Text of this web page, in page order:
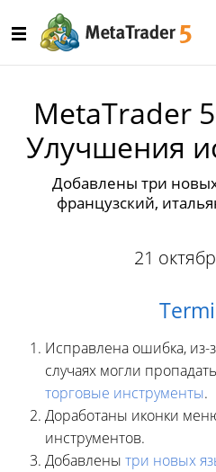
MetaTrader
Улучшения
Добавлены три
французский,
21
Исправлена ошибка, из-
случаях могли пропадать
торговые инструменты.
Доработаны иконки
инструментов.
Добавлены три новых